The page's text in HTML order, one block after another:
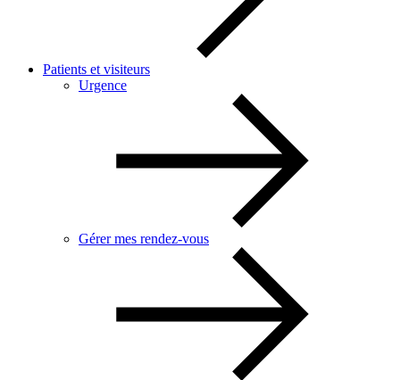
Patients et visiteurs
Urgence
Gérer mes rendez-vous